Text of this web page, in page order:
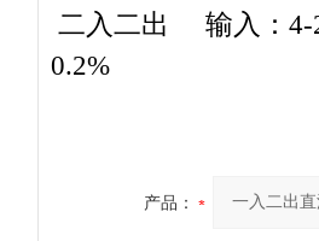
二入二出 输入：4-
0.2%
产品：